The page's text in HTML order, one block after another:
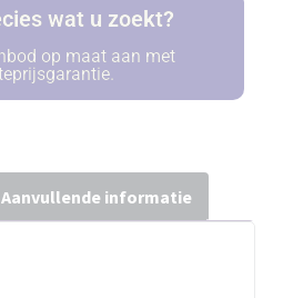
wat u zoekt?
op maat aan met
Aanvullende informatie